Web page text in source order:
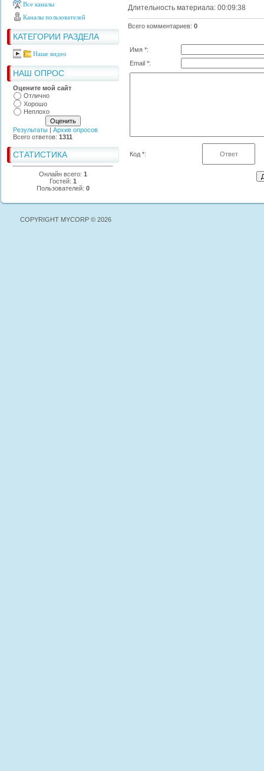
Все каналы
Каналы пользователей
КАТЕГОРИИ РАЗДЕЛА
Наше видео
НАШ ОПРОС
Оцените мой сайт
Отлично
Хорошо
Неплохо
Результаты | Архив опросов
Всего ответов: 1311
СТАТИСТИКА
Онлайн всего: 1
Гостей: 1
Пользователей: 0
Длительность материала: 00:09:38
Всего комментариев: 0
Имя *:
Email *:
Код *:
COPYRIGHT MYCORP © 2026